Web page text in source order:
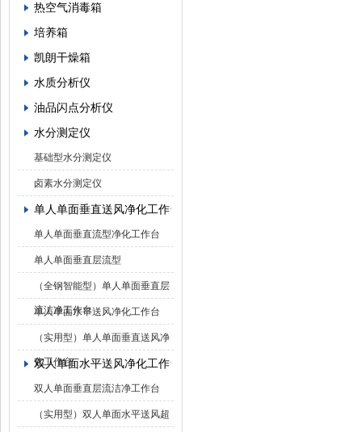
热空气消毒箱
培养箱
凯朗干燥箱
水质分析仪
油品闪点分析仪
水分测定仪
基础型水分测定仪
卤素水分测定仪
单人单面垂直送风净化工作台
单人单面垂直流型净化工作台
单人单面垂直层流型
（全钢智能型）单人单面垂直层
流洁净工作台
单人单面水平送风净化工作台
（实用型）单人单面垂直送风净
化工作台
双人单面水平送风净化工作台
双人单面垂直层流洁净工作台
（实用型）双人单面水平送风超